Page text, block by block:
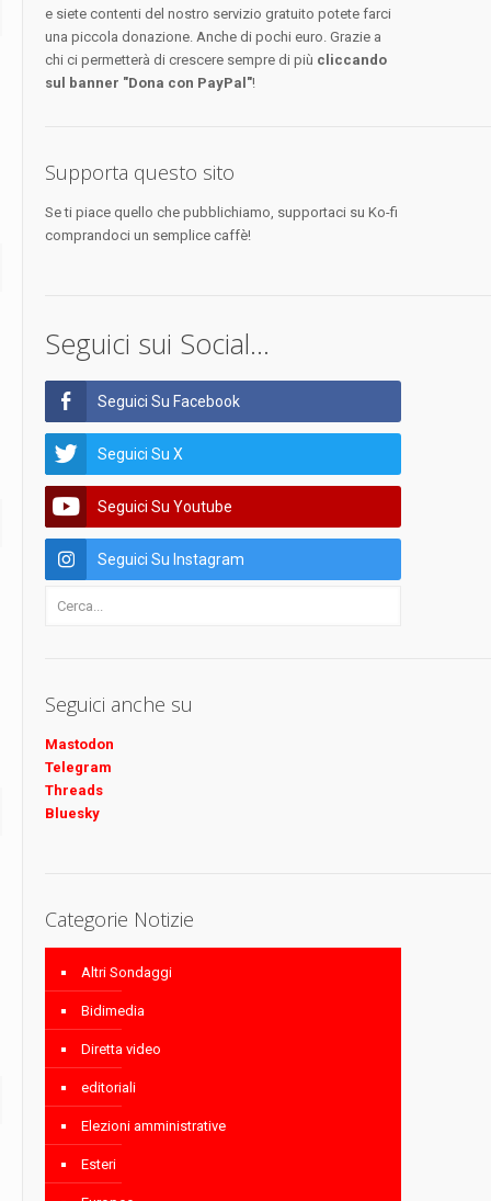
e siete contenti del nostro servizio gratuito potete farci
una piccola donazione. Anche di pochi euro. Grazie a
chi ci permetterà di crescere sempre di più cliccando
sul banner "Dona con PayPal"!
Supporta questo sito
Se ti piace quello che pubblichiamo, supportaci su Ko-fi
comprandoci un semplice caffè!
Seguici sui Social...
Seguici Su Facebook
Seguici Su X
Seguici Su Youtube
Seguici Su Instagram
Seguici anche su
Mastodon
Telegram
Threads
Bluesky
Categorie Notizie
Altri Sondaggi
Bidimedia
Diretta video
editoriali
Elezioni amministrative
Esteri